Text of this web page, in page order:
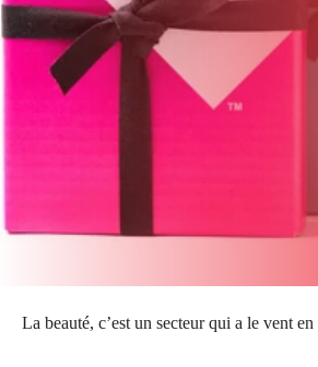
La beauté, c’est un secteur qui a le vent en